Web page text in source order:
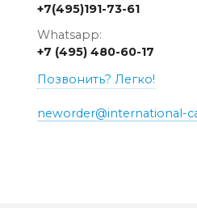
+7(495)191-73-61
Whatsapp:
+7 (495) 480-60-17
Позвонить? Легко!
neworder@international-